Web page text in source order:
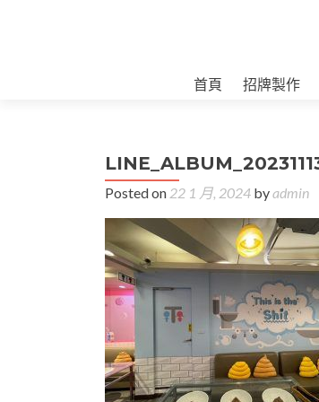
首頁 招牌製作
Posted on 22 1 月, 2024 byadmin